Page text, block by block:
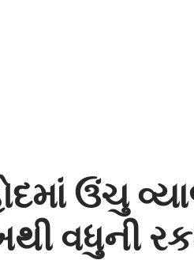
ઉંચુ
વધુની